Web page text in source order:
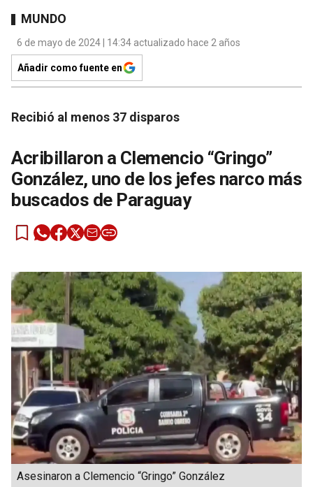
MUNDO
6 de mayo de 2024 | 14:34 actualizado hace 2 años
Añadir como fuente en
Recibió al menos 37 disparos
Acribillaron a Clemencio “Gringo”
González, uno de los jefes narco más
buscados de Paraguay
Asesinaron a Clemencio “Gringo” González